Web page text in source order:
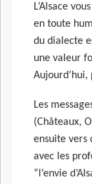
L’Alsace
en toute
du dialecte
une valeur
Aujourd’hui,
Les
(Châteaux,
ensuite vers
avec les
“l’envie